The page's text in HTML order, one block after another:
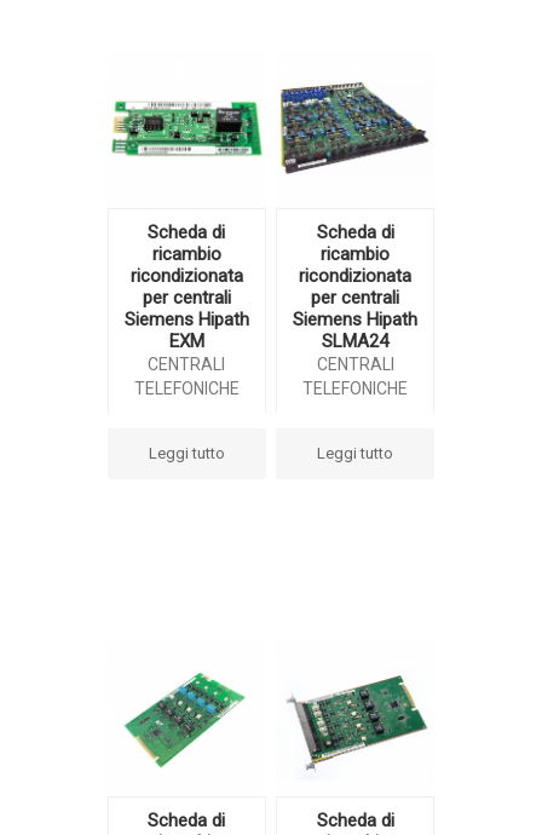
Scheda di
ricambio
ricondizionata
per centrali
Siemens Hipath
EXM
CENTRALI
TELEFONICHE
Leggi tutto
Scheda di
ricambio
ricondizionata
per centrali
Siemens Hipath
SLMA24
CENTRALI
TELEFONICHE
Leggi tutto
Scheda di
Scheda di